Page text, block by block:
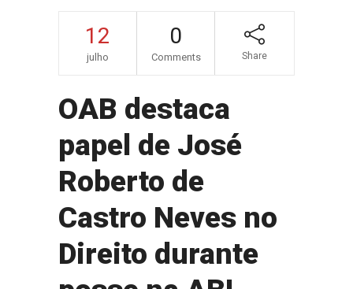
12
julho
0
Comments Share
OAB destaca
papel de José
Roberto de
Castro Neves no
Direito durante